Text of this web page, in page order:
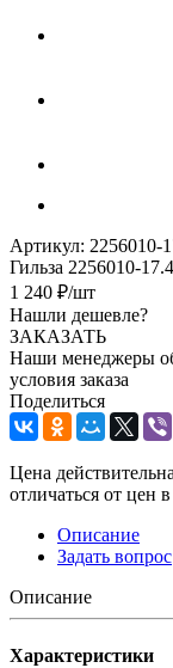
Артикул: 2256010-
Гильза 2256010-
1 240 ₽/шт
Нашли дешевле?
ЗАКАЗАТЬ
Наши менеджеры
условия заказа
Поделиться
Цена
отличаться от цен
Описание
Задать вопрос
Описание
Характеристики